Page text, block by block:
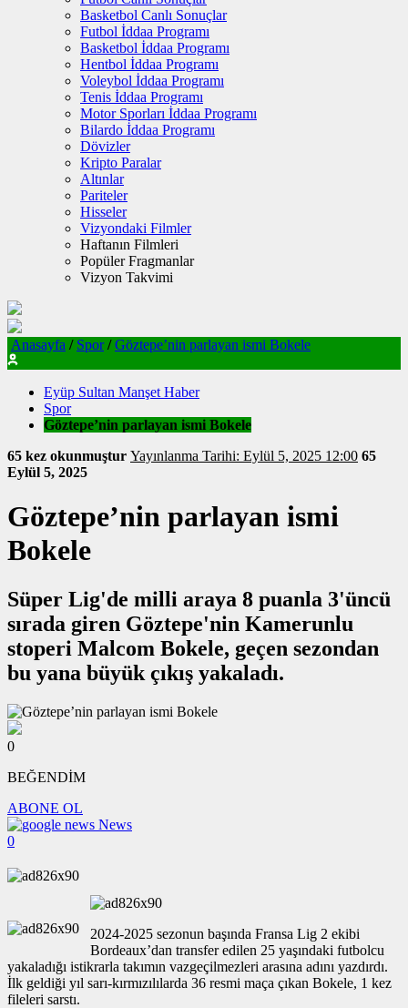
Basketbol Canlı Sonuçlar
Futbol İddaa Programı
Basketbol İddaa Programı
Hentbol İddaa Programı
Voleybol İddaa Programı
Tenis İddaa Programı
Motor Sporları İddaa Programı
Bilardo İddaa Programı
Dövizler
Kripto Paralar
Altınlar
Pariteler
Hisseler
Vizyondaki Filmler
Haftanın Filmleri
Popüler Fragmanlar
Vizyon Takvimi
Anasayfa / Spor / Göztepe’nin parlayan ismi Bokele
Eyüp Sultan Manşet Haber
Spor
Göztepe’nin parlayan ismi Bokele
65 kez okunmuştur
Yayınlanma Tarihi: Eylül 5, 2025 12:00 65
Eylül 5, 2025
Göztepe’nin parlayan ismi
Bokele
Süper Lig'de milli araya 8 puanla 3'üncü
sırada giren Göztepe'nin Kamerunlu
stoperi Malcom Bokele, geçen sezondan
bu yana büyük çıkış yakaladı.
0
BEĞENDİM
ABONE OL
News
0
2024-2025 sezonun başında Fransa Lig 2 ekibi
Bordeaux’dan transfer edilen 25 yaşındaki futbolcu
yakaladığı istikrarla takımın vazgeçilmezleri arasına adını yazdırdı.
İlk geldiği yıl sarı-kırmızılılarda 36 resmi maça çıkan Bokele, 1 kez
fileleri sarstı.